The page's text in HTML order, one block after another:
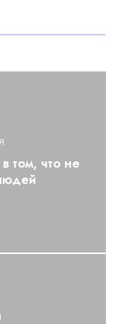
том, что не